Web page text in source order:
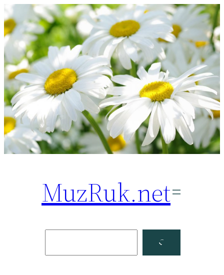
Перейти
к
содержимому
MuzRuk.net
Facebook